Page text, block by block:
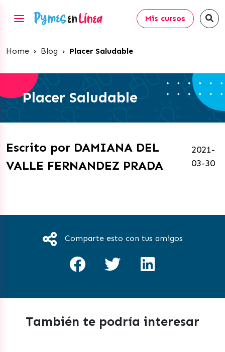
Mis cursos
Home › Blog › Placer Saludable
Placer Saludable
Escrito por DAMIANA DEL
VALLE FERNANDEZ PRADA
2021-
03-30
Comparte esto con tus amigos
También te podría interesar